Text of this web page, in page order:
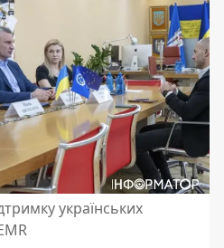
українських